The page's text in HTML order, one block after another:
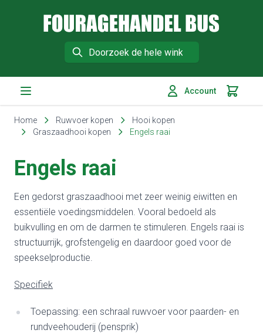
Search
Account
Home Ruwvoer kopen
Hooi kopen
Graszaadhooi kopen
Engels raai
Engels raai
Een gedorst graszaadhooi met zeer weinig eiwitten en
essentiële voedingsmiddelen. Vooral bedoeld als
buikvulling en om de darmen te stimuleren. Engels raai is
structuurrijk, grofstengelig en daardoor goed voor de
speekselproductie.
Specifiek
Toepassing: een schraal ruwvoer voor paarden- en
rundveehouderij (pensprik)